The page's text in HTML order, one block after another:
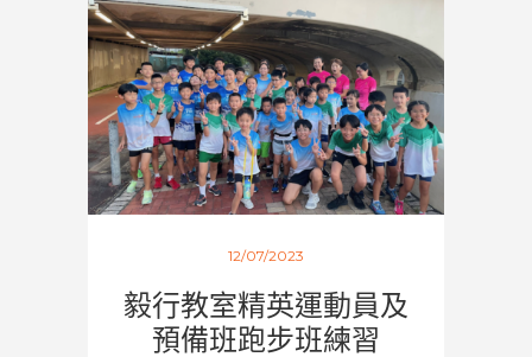
12/07/2023
毅行教室精英運動員及
預備班跑步班練習